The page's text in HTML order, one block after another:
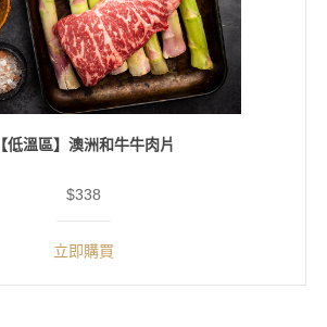
【低溫區】澳洲和牛牛肉片
$338
立即購買